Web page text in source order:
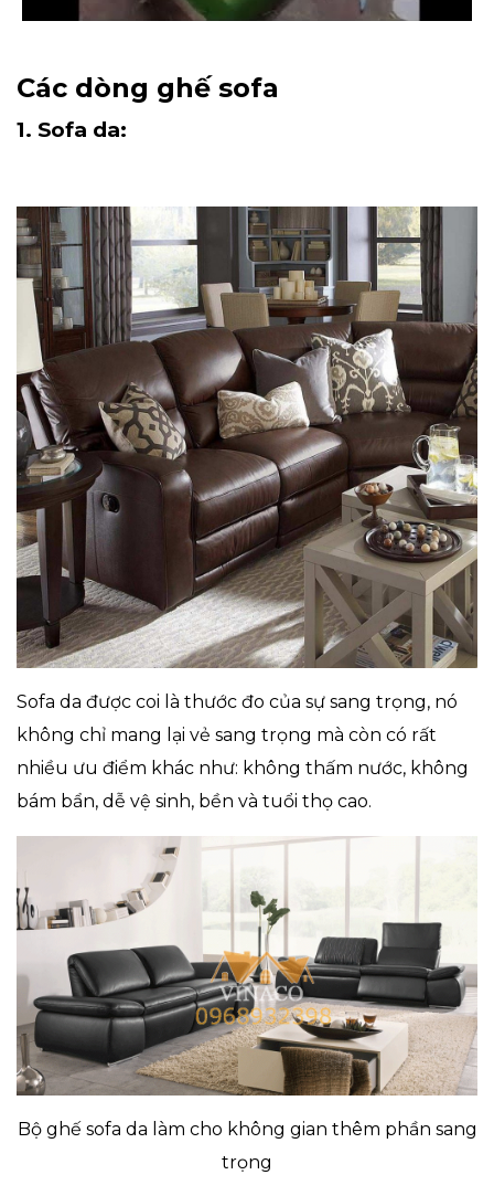
Các dòng ghế sofa
1. Sofa da:
Sofa da được coi là thước đo của sự sang trọng, nó
không chỉ mang lại vẻ sang trọng mà còn có rất
nhiều ưu điểm khác như: không thấm nước, không
bám bẩn, dễ vệ sinh, bền và tuổi thọ cao.
Bộ ghế sofa da làm cho không gian thêm phần sang
trọng